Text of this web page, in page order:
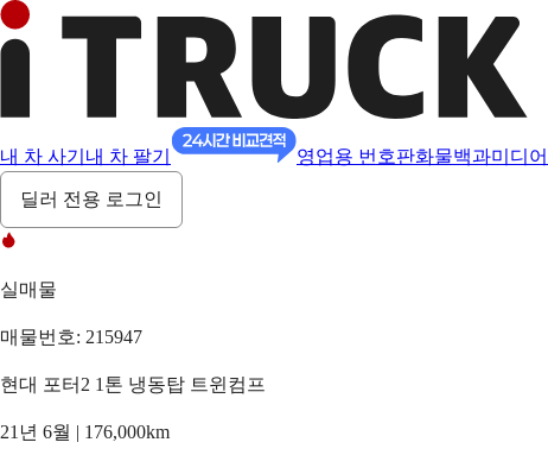
내 차 사기 내 차 팔기 영업용 번호판화물백과미디어
딜러 전용 로그인
실매물
매물번호: 215947
현대 포터2 1톤 냉동탑 트윈컴프
21년 6월 | 176,000km